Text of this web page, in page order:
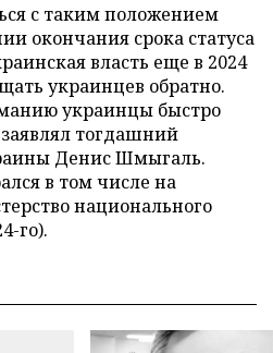
с таким положением
окончания срока статуса
власть еще в 2024
украинцев обратно.
украинцы быстро
заявлял тогдашний
Денис Шмыгаль.
в том числе на
национального
го).